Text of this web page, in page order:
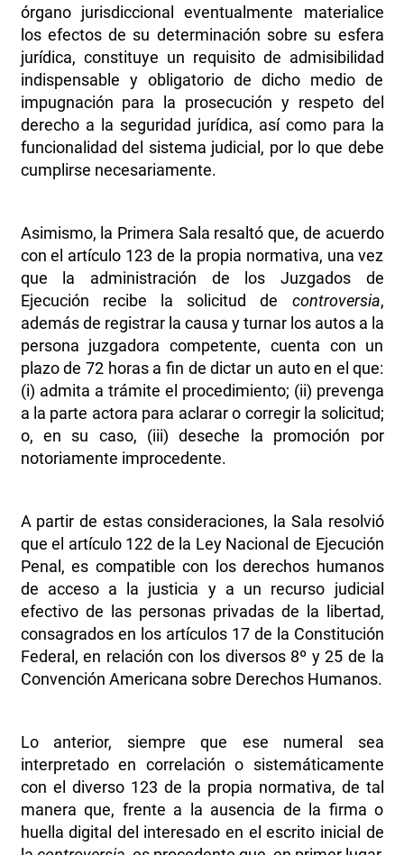
órgano jurisdiccional eventualmente materialice
los efectos de su determinación sobre su esfera
jurídica, constituye un requisito de admisibilidad
indispensable y obligatorio de dicho medio de
impugnación para la prosecución y respeto del
derecho a la seguridad jurídica, así como para la
funcionalidad del sistema judicial, por lo que debe
cumplirse necesariamente.
Asimismo, la Primera Sala resaltó que, de acuerdo
con el artículo 123 de la propia normativa, una vez
que la administración de los Juzgados de
Ejecución recibe la solicitud de controversia,
además de registrar la causa y turnar los autos a la
persona juzgadora competente, cuenta con un
plazo de 72 horas a fin de dictar un auto en el que:
(i) admita a trámite el procedimiento; (ii) prevenga
a la parte actora para aclarar o corregir la solicitud;
o, en su caso, (iii) deseche la promoción por
notoriamente improcedente.
A partir de estas consideraciones, la Sala resolvió
que el artículo 122 de la Ley Nacional de Ejecución
Penal, es compatible con los derechos humanos
de acceso a la justicia y a un recurso judicial
efectivo de las personas privadas de la libertad,
consagrados en los artículos 17 de la Constitución
Federal, en relación con los diversos 8º y 25 de la
Convención Americana sobre Derechos Humanos.
Lo anterior, siempre que ese numeral sea
interpretado en correlación o sistemáticamente
con el diverso 123 de la propia normativa, de tal
manera que, frente a la ausencia de la firma o
huella digital del interesado en el escrito inicial de